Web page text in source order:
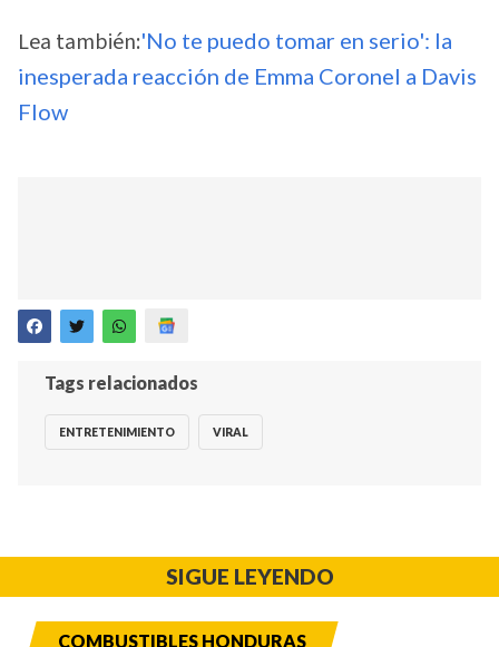
Lea también:'No te puedo tomar en serio': la
inesperada reacción de Emma Coronel a Davis
Flow
Tags relacionados
ENTRETENIMIENTO VIRAL
SIGUE LEYENDO
COMBUSTIBLES HONDURAS